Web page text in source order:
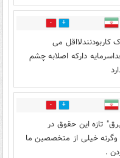
0
می
دارکه اصلابه چشم
3
تازه این حقوق در
خیلی از متخصصین ما
.